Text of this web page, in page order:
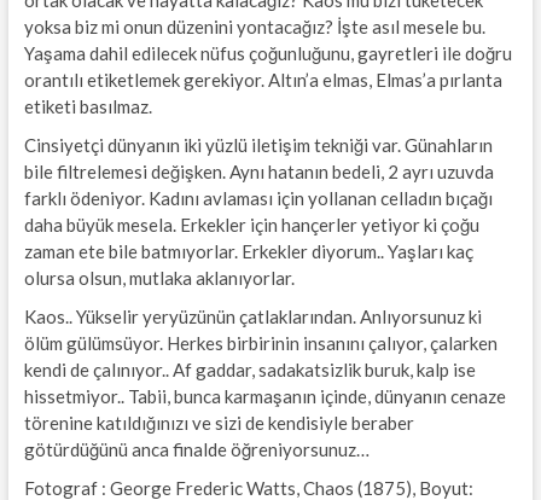
yoksa biz mi onun düzenini yontacağız? İşte asıl mesele bu.
Yaşama dahil edilecek nüfus çoğunluğunu, gayretleri ile doğru
orantılı etiketlemek gerekiyor. Altın’a elmas, Elmas’a pırlanta
etiketi basılmaz.
Cinsiyetçi dünyanın iki yüzlü iletişim tekniği var. Günahların
bile filtrelemesi değişken. Aynı hatanın bedeli, 2 ayrı uzuvda
farklı ödeniyor. Kadını avlaması için yollanan celladın bıçağı
daha büyük mesela. Erkekler için hançerler yetiyor ki çoğu
zaman ete bile batmıyorlar. Erkekler diyorum.. Yaşları kaç
olursa olsun, mutlaka aklanıyorlar.
Kaos.. Yükselir yeryüzünün çatlaklarından. Anlıyorsunuz ki
ölüm gülümsüyor. Herkes birbirinin insanını çalıyor, çalarken
kendi de çalınıyor.. Af gaddar, sadakatsizlik buruk, kalp ise
hissetmiyor.. Tabii, bunca karmaşanın içinde, dünyanın cenaze
törenine katıldığınızı ve sizi de kendisiyle beraber
götürdüğünü anca finalde öğreniyorsunuz…
Fotograf : George Frederic Watts, Chaos (1875), Boyut: